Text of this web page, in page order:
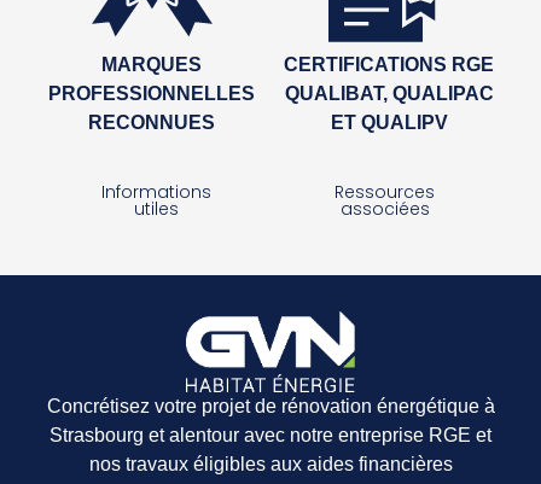
MARQUES
PROFESSIONNELLES
RECONNUES
CERTIFICATIONS RGE
QUALIBAT, QUALIPAC
ET QUALIPV
Informations
utiles
Ressources
associées
Concrétisez votre projet de rénovation énergétique à
Strasbourg et alentour avec notre entreprise RGE et
nos travaux éligibles aux aides financières